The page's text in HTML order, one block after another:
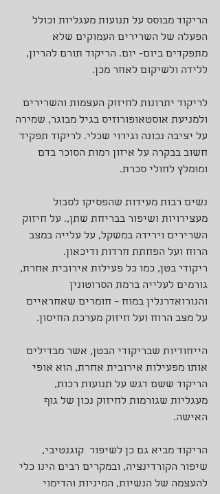
הריקוד מבוסס על תנועות מעגליות וכולל
הפעלה של השרירים העמוקים שלא
מתפקדים ביום- יום. הריקוד תורם להריון,
ללידה ולשיקום לאחר מכן.
לריקוד יתרונות לחיזוק העצמות והשרירים
ולמניעת אוסטאופורוזיס בגיל מבוגר, שמירה
על יציבה נכונה וגירוי שכלי. לריקוד תפקיד
חשוב בבקרה על איזון רמות הסוכר בדם
ומומלץ לחולי סכרת.
נשים רבות מעידות שהפסיקו לסבול
מעצירויות ושיפור בבריחת שתן,. על חיזוק
השרירים וירידה במשקל, על עלייה במצב
הרוח ועל הפחתת חרדות ודיכאון.
ריקודי בטן, כמו כל פעילות אירובית אחרת,
גורמים לעלייה ברמת הסרוטונין
והנורואדרנלין במוח – חומרים שאחראיים
על מצב הרוח ועל חיזוק מערכת החיסון.
הייחודיות שבריקודי הבטן, אשר מבדילים
אותו מפעילות אירובית אחרת, הוא אופי
הריקוד ששם דגש על תנועות רכות,
מעגליות שגורמות לחיזוק נכון של גוף
האישה.
הריקוד מביא גם כן לשיפור  קוגנטיבי,
שיפור הקורדינציה, ובמקרים רבים הינו כלי
להעצמה של הנשיות, המיניות והדימוי